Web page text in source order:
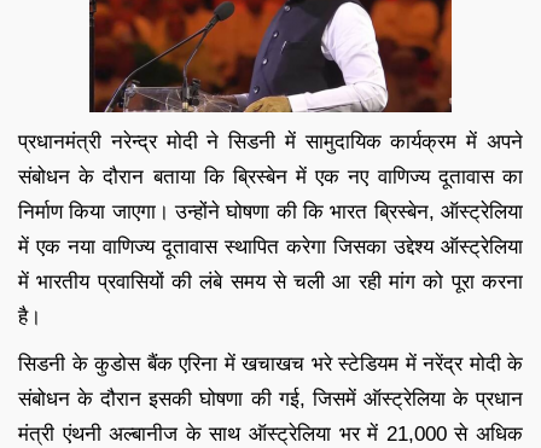
प्रधानमंत्री नरेन्द्र मोदी ने सिडनी में सामुदायिक कार्यक्रम में अपने
संबोधन के दौरान बताया कि ब्रिस्बेन में एक नए वाणिज्य दूतावास का
निर्माण किया जाएगा। उन्होंने घोषणा की कि भारत ब्रिस्बेन, ऑस्ट्रेलिया
में एक नया वाणिज्य दूतावास स्थापित करेगा जिसका उद्देश्य ऑस्ट्रेलिया
में भारतीय प्रवासियों की लंबे समय से चली आ रही मांग को पूरा करना
है।
सिडनी के कुडोस बैंक एरिना में खचाखच भरे स्टेडियम में नरेंद्र मोदी के
संबोधन के दौरान इसकी घोषणा की गई, जिसमें ऑस्ट्रेलिया के प्रधान
मंत्री एंथनी अल्बानीज के साथ ऑस्ट्रेलिया भर में 21,000 से अधिक